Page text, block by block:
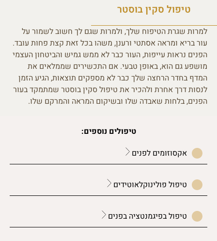
טיפול סקין בוסטר
למרות שגרת הטיפוח שלך, ולמרות שגם לך חשוב לשמור על
עור בריא ומראה אסתטי ורענן, משהו בכל זאת קצת פחות עובד.
הפנים נראות עייפות, העור כבר לא ממש גמיש והביטחון העצמי
מושפע גם הוא, באופן טבעי. אם התכשירים שממלאים את
המדף בחדר הרחצה שלך כבר לא מספקים תוצאות, הגיע הזמן
לנסות דרך אחרת ולהכיר את טיפול סקין בוסטר שמתמקד בעור
הפנים, בלחות שאבדה שלו ובשיקום המראה והמרקם שלו.
טיפולים נוספים:
אקסוזומים לפנים
טיפול פולינוקלאוטידים
טיפול בפיגמנטציה בפנים